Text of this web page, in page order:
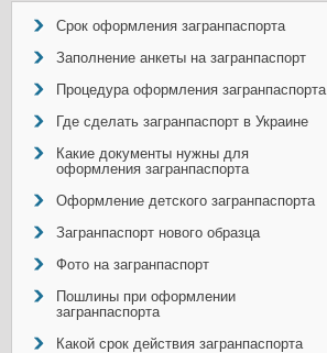
Срок оформления загранпаспорта
Заполнение анкеты на загранпаспорт
Процедура оформления загранпаспорта
Где сделать загранпаспорт в Украине
Какие документы нужны для
оформления загранпаспорта
Оформление детского загранпаспорта
Загранпаспорт нового образца
Фото на загранпаспорт
Пошлины при оформлении
загранпаспорта
Какой срок действия загранпаспорта